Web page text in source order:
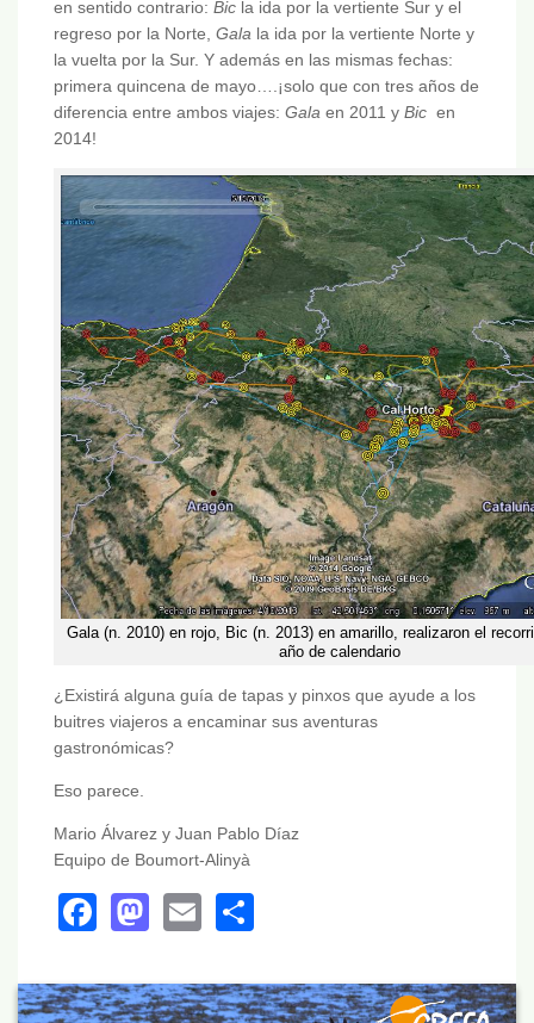
en sentido contrario: Bic la ida por la vertiente Sur y el
regreso por la Norte, Gala la ida por la vertiente Norte y
la vuelta por la Sur. Y además en las mismas fechas:
primera quincena de mayo….¡solo que con tres años de
diferencia entre ambos viajes: Gala en 2011 y Bic en
2014!
Gala (n. 2010) en rojo, Bic (n. 2013) en amarillo, realizaron el
año de calendario
¿Existirá alguna guía de tapas y pinxos que ayude a los
buitres viajeros a encaminar sus aventuras
gastronómicas?
Eso parece.
Mario Álvarez y Juan Pablo Díaz
Equipo de Boumort-Alinyà
Facebook
Mastodon
Email